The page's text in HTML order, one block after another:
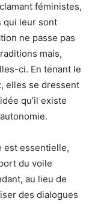
féministes,
qui leur sont
ne passe pas
mais,
ci. En tenant le
elles se dressent
qu’il existe
est essentielle,
du voile
au lieu de
des dialogues